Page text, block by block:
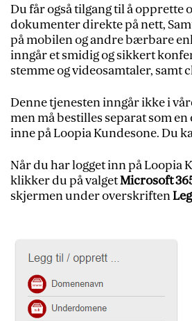
Du får også tilgang til å opprette
dokumenter direkte på nett,
på mobilen og andre bærbare
inngår et smidig og sikkert
stemme og videosamtaler, samt
Denne tjenesten inngår ikke i
men må bestilles separat som
inne på Loopia Kundesone. Du
Når du har logget inn på Loopia
klikker du på valgetMicrosoft
skjermen under overskriften